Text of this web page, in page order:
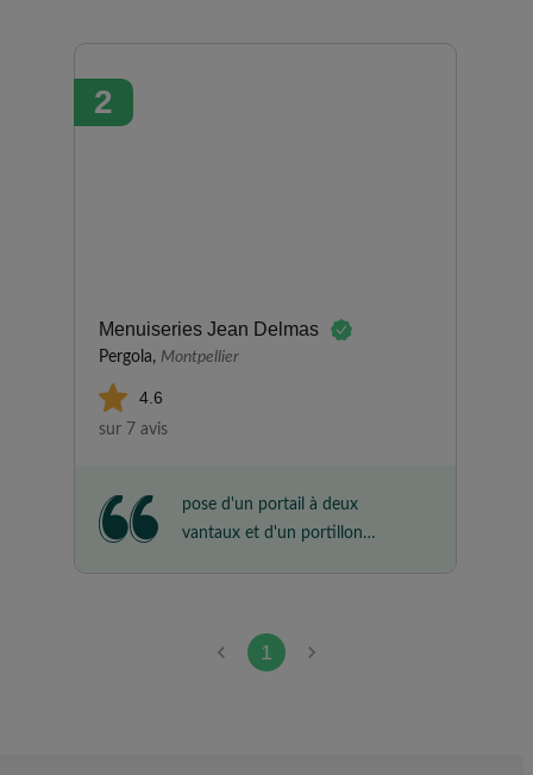
une nouvelle fois pleinement
satisfaite de leurs services et je
2
Menuiseries Jean Delmas
Pergola, Montpellier
4.6
sur 7 avis
pose d'un portail à deux
vantaux et d'un portillon
1